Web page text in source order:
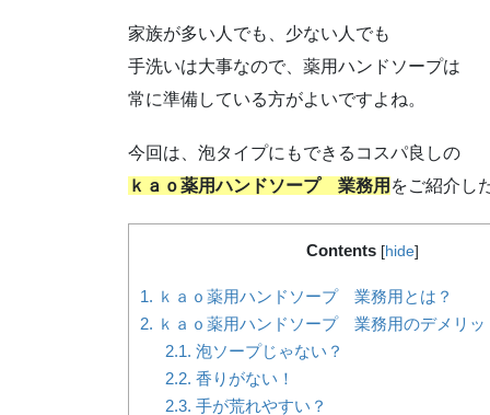
家族が多い人でも、少ない人でも
手洗いは大事なので、薬用ハンドソープは
常に準備している方がよいですよね。
今回は、泡タイプにもできるコスパ良しの
ｋａｏ薬用ハンドソープ 業務用 をご紹介し
Contents [hide]
1. ｋａｏ薬用ハンドソープ 業務用とは？
2. ｋａｏ薬用ハンドソープ 業務用のデメリッ
2.1. 泡ソープじゃない？
2.2. 香りがない！
2.3. 手が荒れやすい？